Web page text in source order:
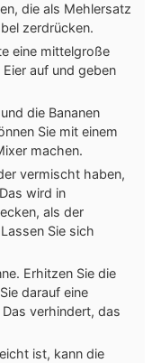
die als Mehlersatz
zerdrücken.
eine mittelgroße
auf und geben
die Bananen
Sie mit einem
machen.
vermischt haben,
wird in
als der
Sie sich
Erhitzen Sie die
darauf eine
verhindert, das
ist, kann die